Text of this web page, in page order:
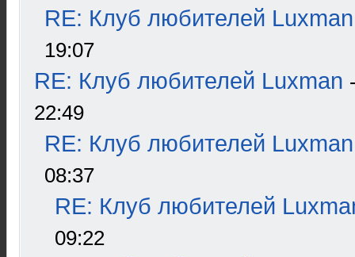
RE: Клуб любителей Luxman
19:07
RE: Клуб любителей Luxman
22:49
RE: Клуб любителей Luxman
08:37
RE: Клуб любителей
09:22